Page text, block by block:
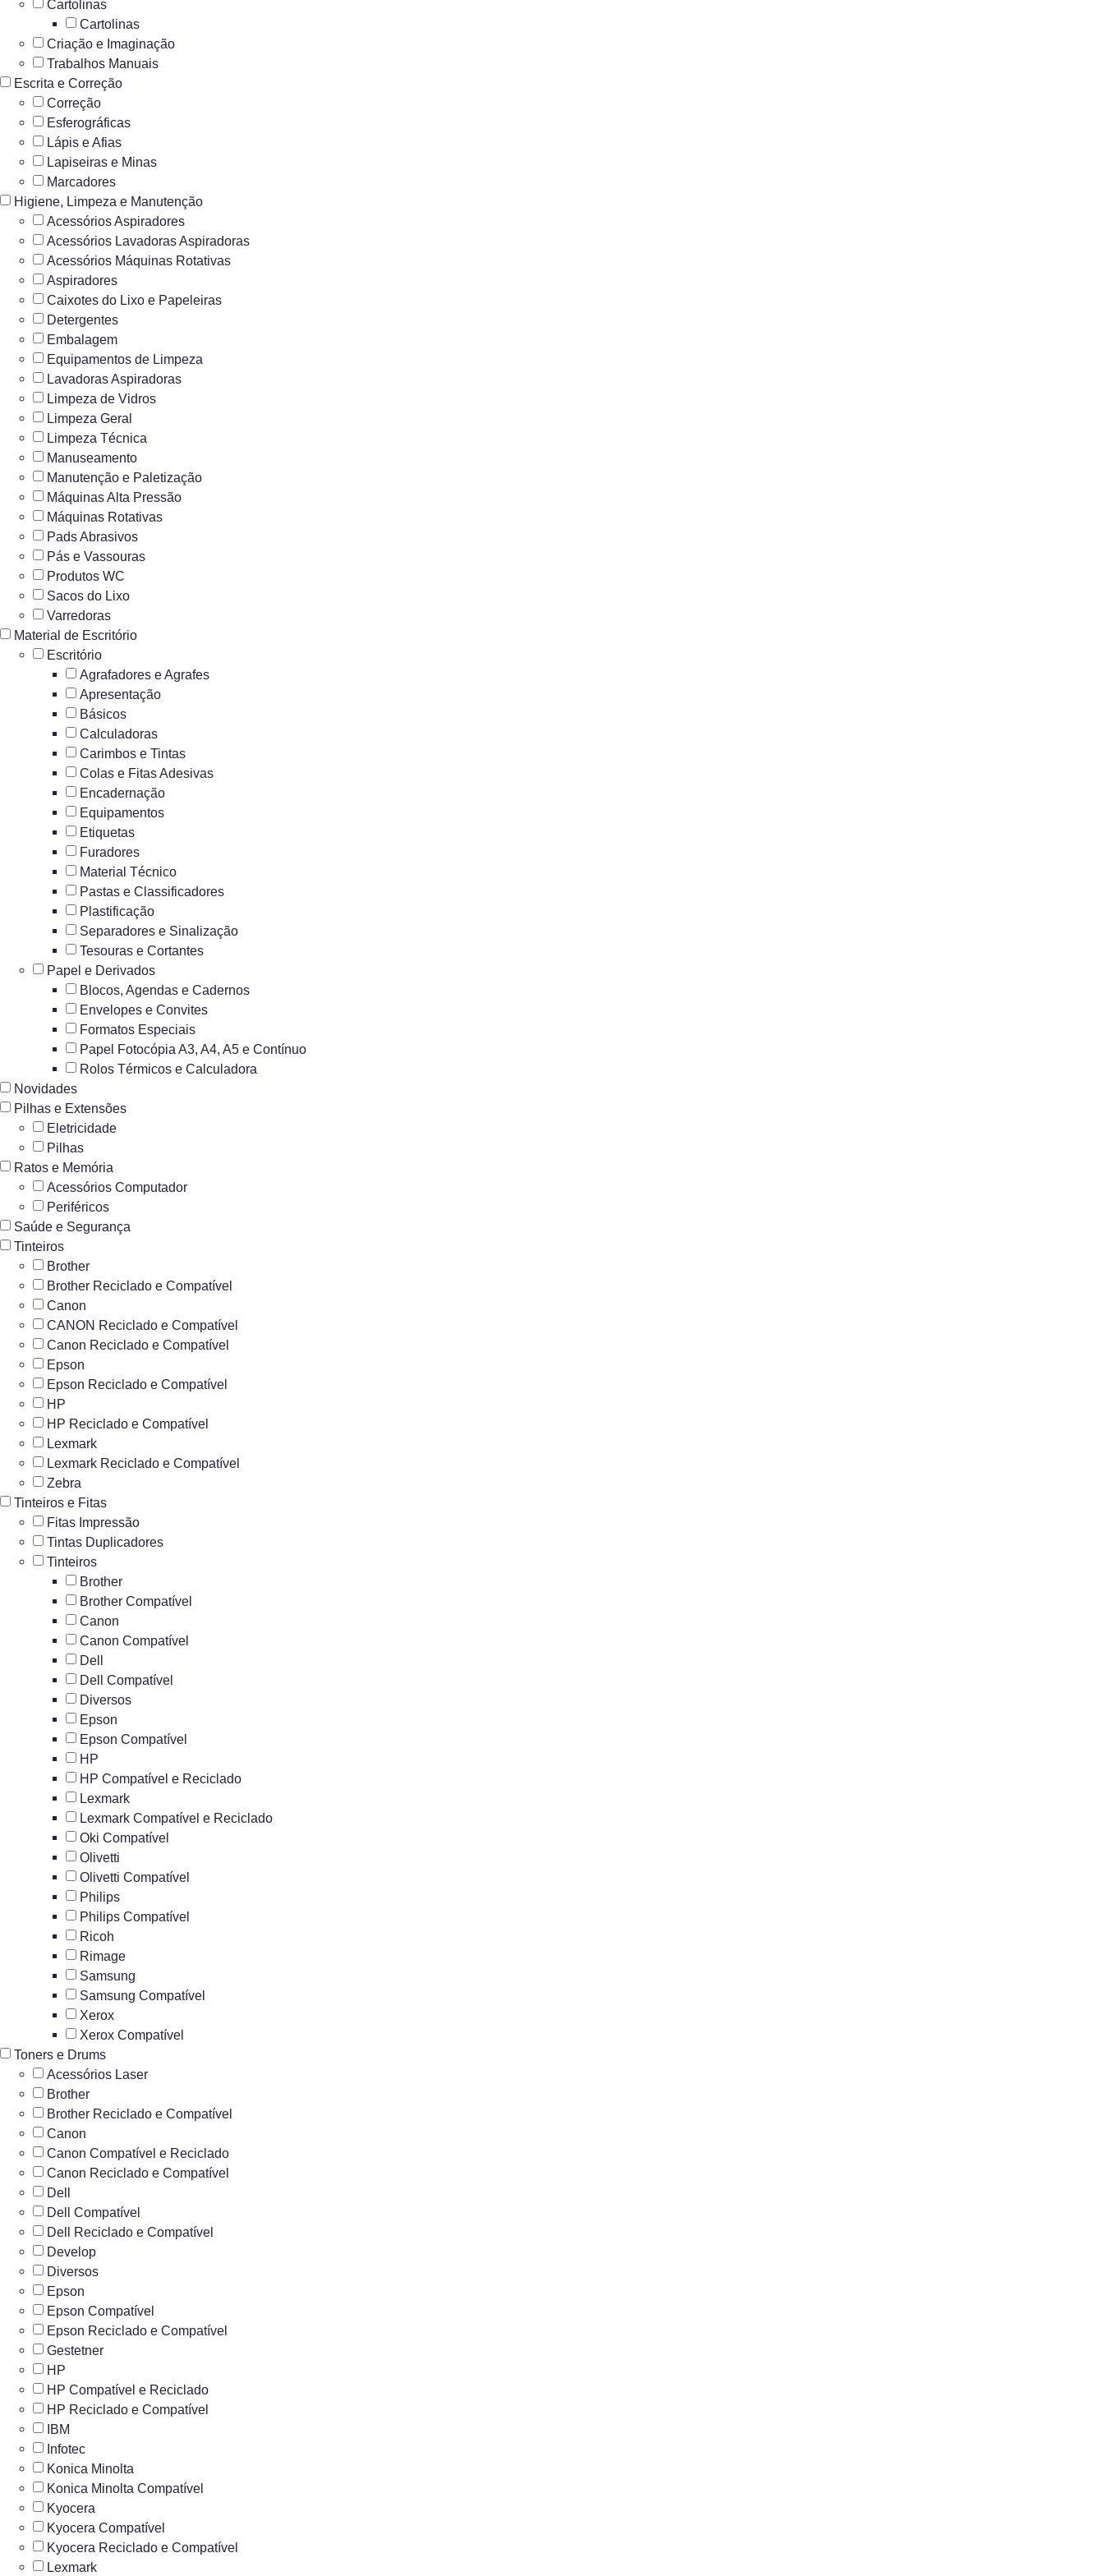
Cartolinas
Cartolinas
Criação e Imaginação
Trabalhos Manuais
Escrita e Correção
Correção
Esferográficas
Lápis e Afias
Lapiseiras e Minas
Marcadores
Higiene, Limpeza e Manutenção
Acessórios Aspiradores
Acessórios Lavadoras Aspiradoras
Acessórios Máquinas Rotativas
Aspiradores
Caixotes do Lixo e Papeleiras
Detergentes
Embalagem
Equipamentos de Limpeza
Lavadoras Aspiradoras
Limpeza de Vidros
Limpeza Geral
Limpeza Técnica
Manuseamento
Manutenção e Paletização
Máquinas Alta Pressão
Máquinas Rotativas
Pads Abrasivos
Pás e Vassouras
Produtos WC
Sacos do Lixo
Varredoras
Material de Escritório
Escritório
Agrafadores e Agrafes
Apresentação
Básicos
Calculadoras
Carimbos e Tintas
Colas e Fitas Adesivas
Encadernação
Equipamentos
Etiquetas
Furadores
Material Técnico
Pastas e Classificadores
Plastificação
Separadores e Sinalização
Tesouras e Cortantes
Papel e Derivados
Blocos, Agendas e Cadernos
Envelopes e Convites
Formatos Especiais
Papel Fotocópia A3, A4, A5 e Contínuo
Rolos Térmicos e Calculadora
Novidades
Pilhas e Extensões
Eletricidade
Pilhas
Ratos e Memória
Acessórios Computador
Periféricos
Saúde e Segurança
Tinteiros
Brother
Brother Reciclado e Compatível
Canon
CANON Reciclado e Compatível
Canon Reciclado e Compatível
Epson
Epson Reciclado e Compatível
HP
HP Reciclado e Compatível
Lexmark
Lexmark Reciclado e Compatível
Zebra
Tinteiros e Fitas
Fitas Impressão
Tintas Duplicadores
Tinteiros
Brother
Brother Compatível
Canon
Canon Compatível
Dell
Dell Compatível
Diversos
Epson
Epson Compatível
HP
HP Compatível e Reciclado
Lexmark
Lexmark Compatível e Reciclado
Oki Compatível
Olivetti
Olivetti Compatível
Philips
Philips Compatível
Ricoh
Rimage
Samsung
Samsung Compatível
Xerox
Xerox Compatível
Toners e Drums
Acessórios Laser
Brother
Brother Reciclado e Compatível
Canon
Canon Compatível e Reciclado
Canon Reciclado e Compatível
Dell
Dell Compatível
Dell Reciclado e Compatível
Develop
Diversos
Epson
Epson Compatível
Epson Reciclado e Compatível
Gestetner
HP
HP Compatível e Reciclado
HP Reciclado e Compatível
IBM
Infotec
Konica Minolta
Konica Minolta Compatível
Kyocera
Kyocera Compatível
Kyocera Reciclado e Compatível
Lexmark